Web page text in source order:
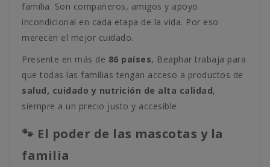
familia. Son compañeros, amigos y apoyo
incondicional en cada etapa de la vida. Por eso
merecen el mejor cuidado.
Presente en más de 86 países, Beaphar trabaja para
que todas las familias tengan acceso a productos de
salud, cuidado y nutrición de alta calidad,
siempre a un precio justo y accesible.
🐾 El poder de las mascotas y la
familia